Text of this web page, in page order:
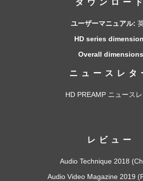
ダウンロード
ユーザーマニュアル:
HD series
Overall dimensions
ニュースレタ
HD PREAMP ニュース
レビュー
Audio Technique 2018
Audio Video Magazine 2019